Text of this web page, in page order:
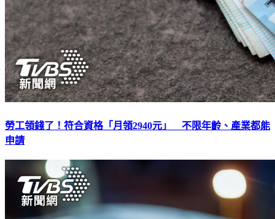
勞工領錢了！符合資格「月領2940元」 不限年齡、產業都能
申請